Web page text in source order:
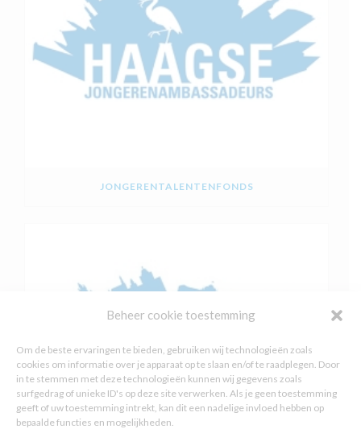
Beheer cookie toestemming
Om de beste ervaringen te bieden, gebruiken wij technologieën zoals
cookies om informatie over je apparaat op te slaan en/of te raadplegen. Door
in te stemmen met deze technologieën kunnen wij gegevens zoals
surfgedrag of unieke ID's op deze site verwerken. Als je geen toestemming
geeft of uw toestemming intrekt, kan dit een nadelige invloed hebben op
bepaalde functies en mogelijkheden.
JONGERENTALENTENFONDS